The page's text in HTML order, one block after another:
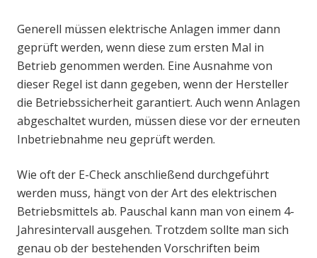
Generell müssen elektrische Anlagen immer dann
geprüft werden, wenn diese zum ersten Mal in
Betrieb genommen werden. Eine Ausnahme von
dieser Regel ist dann gegeben, wenn der Hersteller
die Betriebssicherheit garantiert. Auch wenn Anlagen
abgeschaltet wurden, müssen diese vor der erneuten
Inbetriebnahme neu geprüft werden.
Wie oft der E-Check anschließend durchgeführt
werden muss, hängt von der Art des elektrischen
Betriebsmittels ab. Pauschal kann man von einem 4-
Jahresintervall ausgehen. Trotzdem sollte man sich
genau ob der bestehenden Vorschriften beim